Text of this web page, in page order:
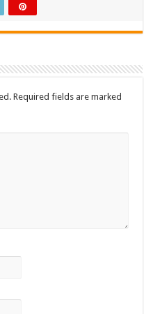
Required fields are marked